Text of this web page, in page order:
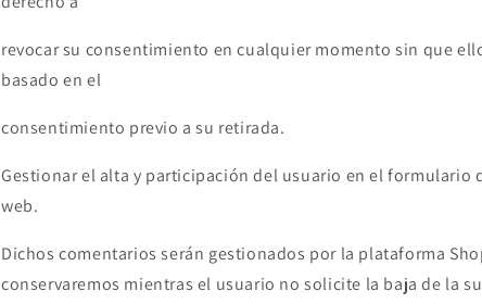
revocar su consentimiento en cualquier momento sin que
basado en el
consentimiento previo a su retirada.
Gestionar el alta y participación del usuario en el formulario
web.
Dichos comentarios serán gestionados por la plataforma
conservaremos mientras el usuario no solicite la baja de la